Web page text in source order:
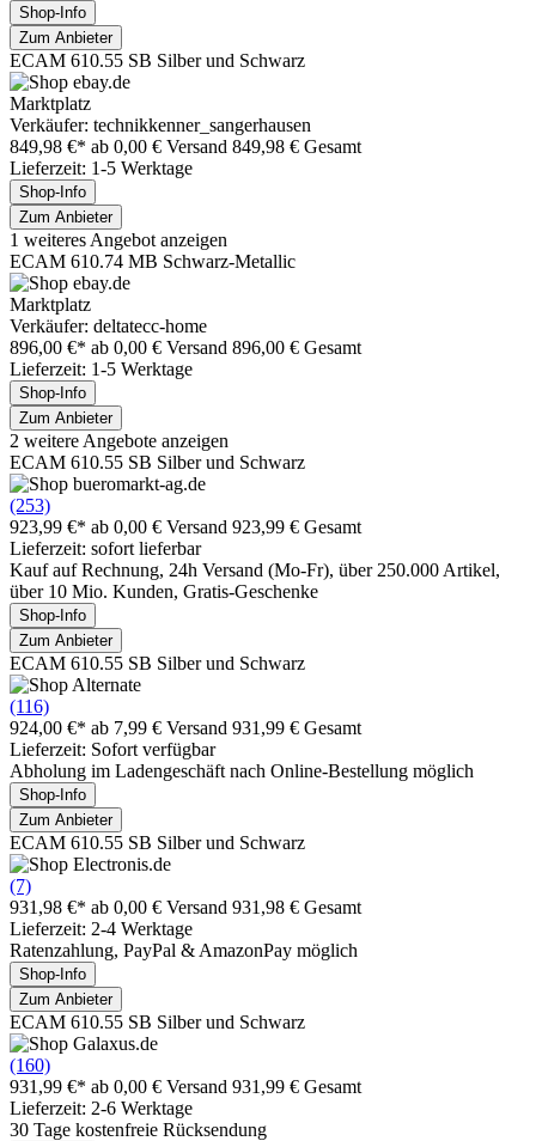
Shop-Info
Zum Anbieter
ECAM 610.55 SB Silber und Schwarz
Marktplatz
Verkäufer: technikkenner_sangerhausen
849,98 €* ab 0,00 € Versand 849,98 € Gesamt
Lieferzeit: 1-5 Werktage
Shop-Info
Zum Anbieter
1 weiteres Angebot anzeigen
ECAM 610.74 MB Schwarz-Metallic
Marktplatz
Verkäufer: deltatecc-home
896,00 €* ab 0,00 € Versand 896,00 € Gesamt
Lieferzeit: 1-5 Werktage
Shop-Info
Zum Anbieter
2 weitere Angebote anzeigen
ECAM 610.55 SB Silber und Schwarz
(253)
923,99 €* ab 0,00 € Versand 923,99 € Gesamt
Lieferzeit: sofort lieferbar
Kauf auf Rechnung, 24h Versand (Mo-Fr), über 250.000 Artikel,
über 10 Mio. Kunden, Gratis-Geschenke
Shop-Info
Zum Anbieter
ECAM 610.55 SB Silber und Schwarz
(116)
924,00 €* ab 7,99 € Versand 931,99 € Gesamt
Lieferzeit: Sofort verfügbar
Abholung im Ladengeschäft nach Online-Bestellung möglich
Shop-Info
Zum Anbieter
ECAM 610.55 SB Silber und Schwarz
(7)
931,98 €* ab 0,00 € Versand 931,98 € Gesamt
Lieferzeit: 2-4 Werktage
Ratenzahlung, PayPal & AmazonPay möglich
Shop-Info
Zum Anbieter
ECAM 610.55 SB Silber und Schwarz
(160)
931,99 €* ab 0,00 € Versand 931,99 € Gesamt
Lieferzeit: 2-6 Werktage
30 Tage kostenfreie Rücksendung